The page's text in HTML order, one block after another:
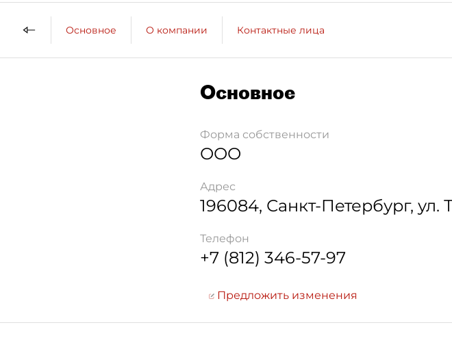
Основное О компании Контактные лица
Основное
Форма собственности
ООО
Адрес
196084, Санкт-Петербург, ул.
Телефон
+7 (812) 346-57-97
Предложить изменения